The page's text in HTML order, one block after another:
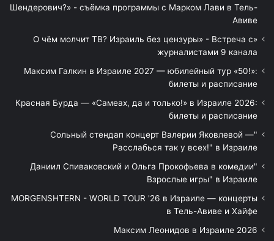
Шендерович?» - съёмка программы с Марком Лави в Тель-
Авиве
«О чём молчит ТВ? Израиль без цензуры» - Встреча с
журналистами 9 канала
Максим Галкин в Израиле 2027 — юбилейный тур «50!»:
билеты и расписание
Красная Бурда — «Самеах, да и только!» в Израиле 2026:
билеты и расписание
"Сольный стендап концерт Валерии Яковлевой —
Расслабься так у всех!" в Израиле
"Даниил Спиваковский и Ольга Прокофьева в комедии
Взрослые игры" в Израиле
MORGENSHTERN - WORLD TOUR '26 в Израиле — концерты
в Тель-Авиве и Хайфе
Максим Леонидов в Израиле 2026